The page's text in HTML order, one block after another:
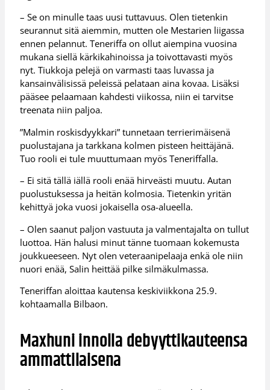
– Se on minulle taas uusi tuttavuus. Olen tietenkin
seurannut sitä aiemmin, mutten ole Mestarien liigassa
ennen pelannut. Teneriffa on ollut aiempina vuosina
mukana siellä kärkikahinoissa ja toivottavasti myös
nyt. Tiukkoja pelejä on varmasti taas luvassa ja
kansainvälisissä peleissä pelataan aina kovaa. Lisäksi
pääsee pelaamaan kahdesti viikossa, niin ei tarvitse
treenata niin paljoa.
”Malmin roskisdyykkari” tunnetaan terrierimäisenä
puolustajana ja tarkkana kolmen pisteen heittäjänä.
Tuo rooli ei tule muuttumaan myös Teneriffalla.
– Ei sitä tällä iällä rooli enää hirveästi muutu. Autan
puolustuksessa ja heitän kolmosia. Tietenkin yritän
kehittyä joka vuosi jokaisella osa-alueella.
– Olen saanut paljon vastuuta ja valmentajalta on tullut
luottoa. Hän halusi minut tänne tuomaan kokemusta
joukkueeseen. Nyt olen veteraanipelaaja enkä ole niin
nuori enää, Salin heittää pilke silmäkulmassa.
Teneriffan aloittaa kautensa keskiviikkona 25.9.
kohtaamalla Bilbaon.
Maxhuni innolla debyyttikauteensa
ammattilaisena